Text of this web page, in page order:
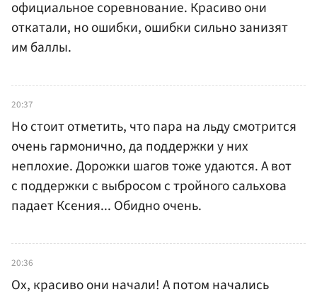
официальное соревнование. Красиво они
откатали, но ошибки, ошибки сильно занизят
им баллы.
20:37
Но стоит отметить, что пара на льду смотрится
очень гармонично, да поддержки у них
неплохие. Дорожки шагов тоже удаются. А вот
с поддержки с выбросом с тройного сальхова
падает Ксения... Обидно очень.
20:36
Ох, красиво они начали! А потом начались